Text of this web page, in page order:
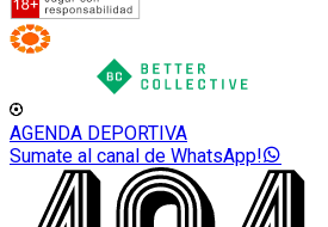
AGENDA DEPORTIVA
Sumate al canal de WhatsApp!